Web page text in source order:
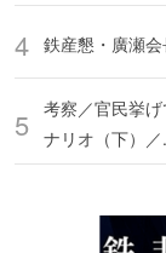
鉄産懇・廣瀬
考察／官民挙
ナリオ（下）／